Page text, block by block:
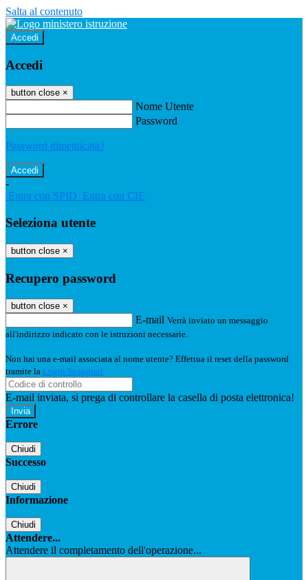
Salta al contenuto
Accedi
Accedi
button close ×
Nome Utente
Password
Password dimenticata?
-
Entra con SPID Entra con CIE
Seleziona utente
button close ×
Recupero password
button close ×
E-mail Verrà inviato un messaggio
all'indirizzo indicato con le istruzioni necessarie.
Non hai una e-mail associata al nome utente? Effettua il reset della password
tramite la Login Spaggiari
E-mail inviata, si prega di controllare la casella di posta elettronica!
Errore
Chiudi
Successo
Chiudi
Informazione
Chiudi
Attendere...
Attendere il completamento dell'operazione...